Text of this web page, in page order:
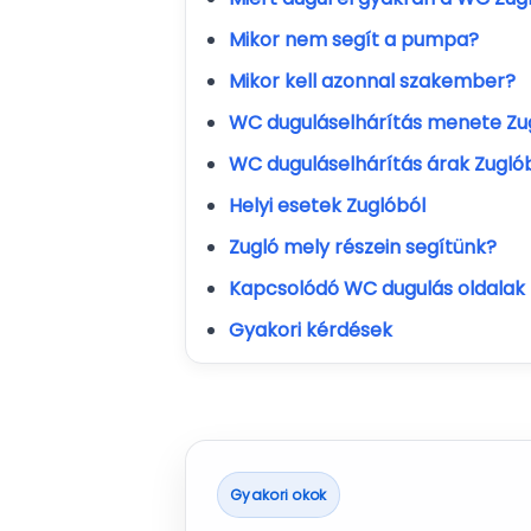
Mikor nem segít a pumpa?
Mikor kell azonnal szakember?
WC duguláselhárítás menete
WC duguláselhárítás árak
Helyi esetek Zuglóból
Zugló mely részein segítünk?
Kapcsolódó WC dugulás oldalak
Gyakori kérdések
Gyakori okok